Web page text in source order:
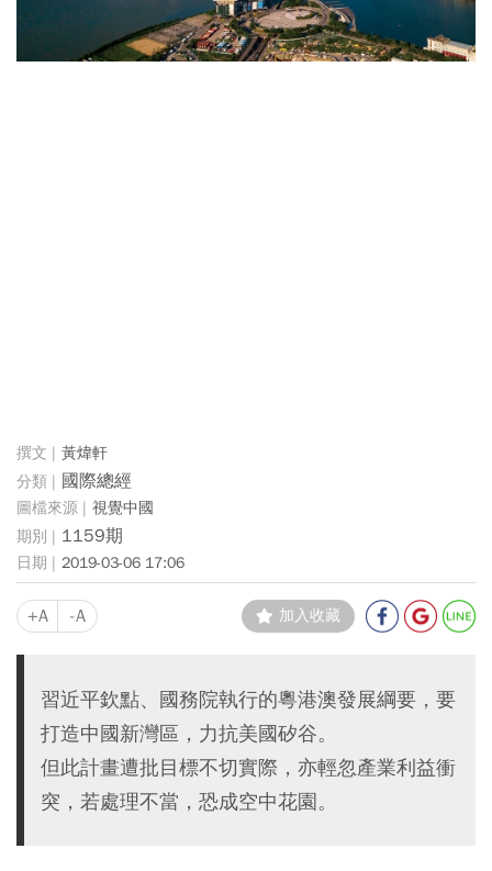
黃煒軒
國際總經
視覺中國
1159期
2019-03-06 17:06
+A -A 加入收藏
習近平欽點、國務院執行的粵港澳發展綱要，要
打造中國新灣區，力抗美國矽谷。
但此計畫遭批目標不切實際，亦輕忽產業利益衝
突，若處理不當，恐成空中花園。